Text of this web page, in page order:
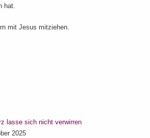
hat.
mit Jesus mitziehen.
lasse sich nicht verwirren
2025